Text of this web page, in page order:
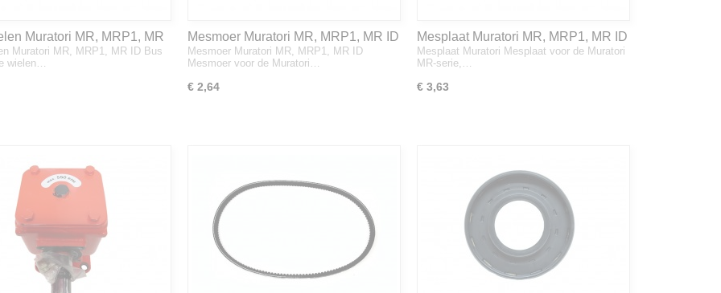
Muratori MR, MRP1, MR
Muratori MR, MRP1, MR ID Bus
wielen…
Mesmoer Muratori MR, MRP1, MR ID
Mesmoer Muratori MR, MRP1, MR ID
Mesmoer voor de Muratori…
€ 2,64
Mesplaat Muratori MR, MRP1, MR ID
Mesplaat Muratori Mesplaat voor de Muratori
MR-serie,…
€ 3,63